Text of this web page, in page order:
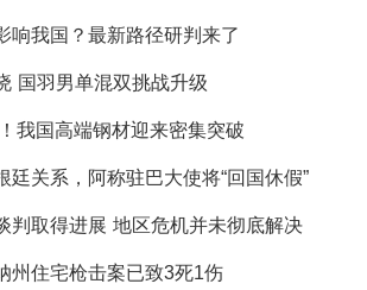
响我国？最新路径研判来了
国羽男单混双挑战升级
我国高端钢材迎来密集突破
廷关系，阿称驻巴大使将“回国休假”
判取得进展 地区危机并未彻底解决
州住宅枪击案已致3死1伤